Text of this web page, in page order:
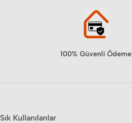
100% Güvenli Ödeme
Sık Kullanılanlar